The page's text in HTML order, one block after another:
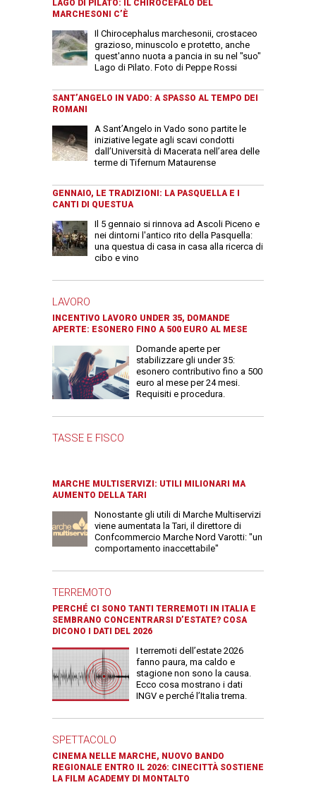
LAGO DI PILATO: IL CHIROCEFALO DEL
MARCHESONI C’È
Il Chirocephalus marchesonii, crostaceo
grazioso, minuscolo e protetto, anche
quest'anno nuota a pancia in su nel "suo"
Lago di Pilato. Foto di Peppe Rossi
SANT’ANGELO IN VADO: A SPASSO AL TEMPO DEI
ROMANI
A Sant’Angelo in Vado sono partite le
iniziative legate agli scavi condotti
dall’Università di Macerata nell’area delle
terme di Tifernum Mataurense
GENNAIO, LE TRADIZIONI: LA PASQUELLA E I
CANTI DI QUESTUA
Il 5 gennaio si rinnova ad Ascoli Piceno e
nei dintorni l'antico rito della Pasquella:
una questua di casa in casa alla ricerca di
cibo e vino
LAVORO
INCENTIVO LAVORO UNDER 35, DOMANDE
APERTE: ESONERO FINO A 500 EURO AL MESE
Domande aperte per
stabilizzare gli under 35:
esonero contributivo fino a 500
euro al mese per 24 mesi.
Requisiti e procedura.
TASSE E FISCO
MARCHE MULTISERVIZI: UTILI MILIONARI MA
AUMENTO DELLA TARI
Nonostante gli utili di Marche Multiservizi
viene aumentata la Tari, il direttore di
Confcommercio Marche Nord Varotti: "un
comportamento inaccettabile"
TERREMOTO
PERCHÉ CI SONO TANTI TERREMOTI IN ITALIA E
SEMBRANO CONCENTRARSI D’ESTATE? COSA
DICONO I DATI DEL 2026
I terremoti dell’estate 2026
fanno paura, ma caldo e
stagione non sono la causa.
Ecco cosa mostrano i dati
INGV e perché l’Italia trema.
SPETTACOLO
CINEMA NELLE MARCHE, NUOVO BANDO
REGIONALE ENTRO IL 2026: CINECITTÀ SOSTIENE
LA FILM ACADEMY DI MONTALTO